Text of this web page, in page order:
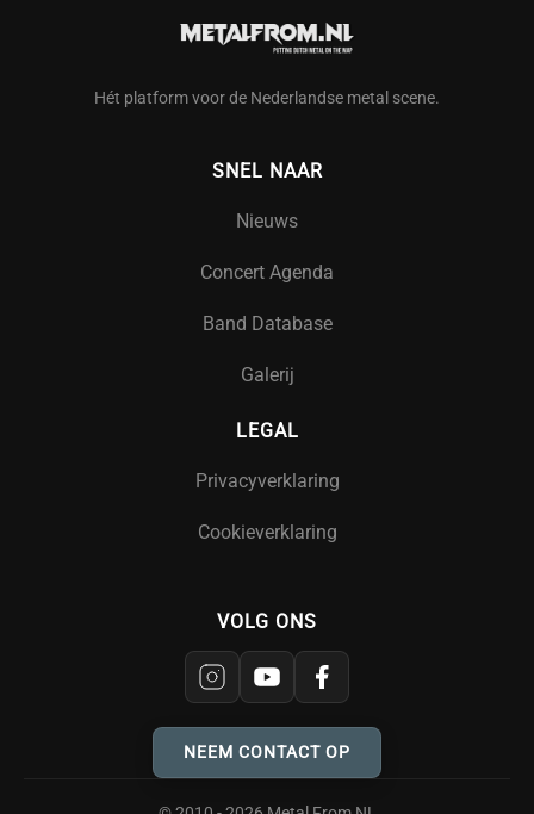
Hét platform voor de Nederlandse metal scene.
SNEL NAAR
Nieuws
Concert Agenda
Band Database
Galerij
LEGAL
Privacyverklaring
Cookieverklaring
VOLG ONS
NEEM CONTACT OP